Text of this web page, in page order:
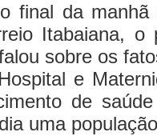
final da
Itabaiana, o
sobre os
e
de
uma